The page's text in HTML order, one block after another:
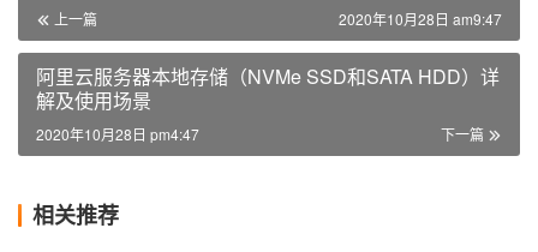
上一篇 2020年10月28日 am9:47
阿里云服务器本地存储（NVMe SSD和SATA HDD）详
解及使用场景
下一篇
2020年10月28日 pm4:47
相关推荐